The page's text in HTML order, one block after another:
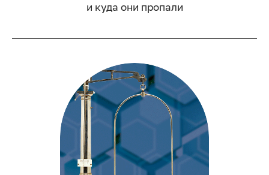
и куда они пропали